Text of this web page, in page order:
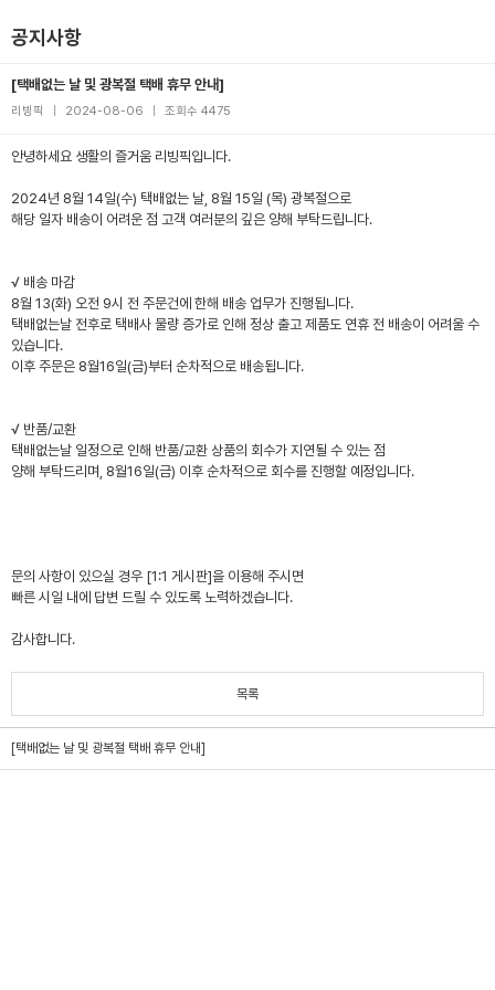
공지사항
[택배없는 날 및 광복절 택배 휴무 안내]
리빙픽 2024-08-06 조회수 4475
안녕하세요 생활의 즐거움 리빙픽입니다.
2024년 8월 14일(수) 택배없는 날, 8월 15일 (목) 광복절으로
해당 일자 배송이 어려운 점 고객 여러분의 깊은 양해 부탁드립니다.
√ 배송 마감
8월 13(화) 오전 9시 전 주문건에 한해 배송 업무가 진행됩니다.
택배없는날 전후로 택배사 물량 증가로 인해 정상 출고 제품도 연휴 전 배송이 어려울 수
있습니다.
이후 주문은 8월16일(금)부터 순차적으로 배송됩니다.
√ 반품/교환
택배없는날 일정으로 인해 반품/교환 상품의 회수가 지연될 수 있는 점
양해 부탁드리며, 8월16일(금) 이후 순차적으로 회수를 진행할 예정입니다.
문의 사항이 있으실 경우 [1:1 게시판]을 이용해 주시면
빠른 시일 내에 답변 드릴 수 있도록 노력하겠습니다.
감사합니다.
목록
[택배없는 날 및 광복절 택배 휴무 안내]